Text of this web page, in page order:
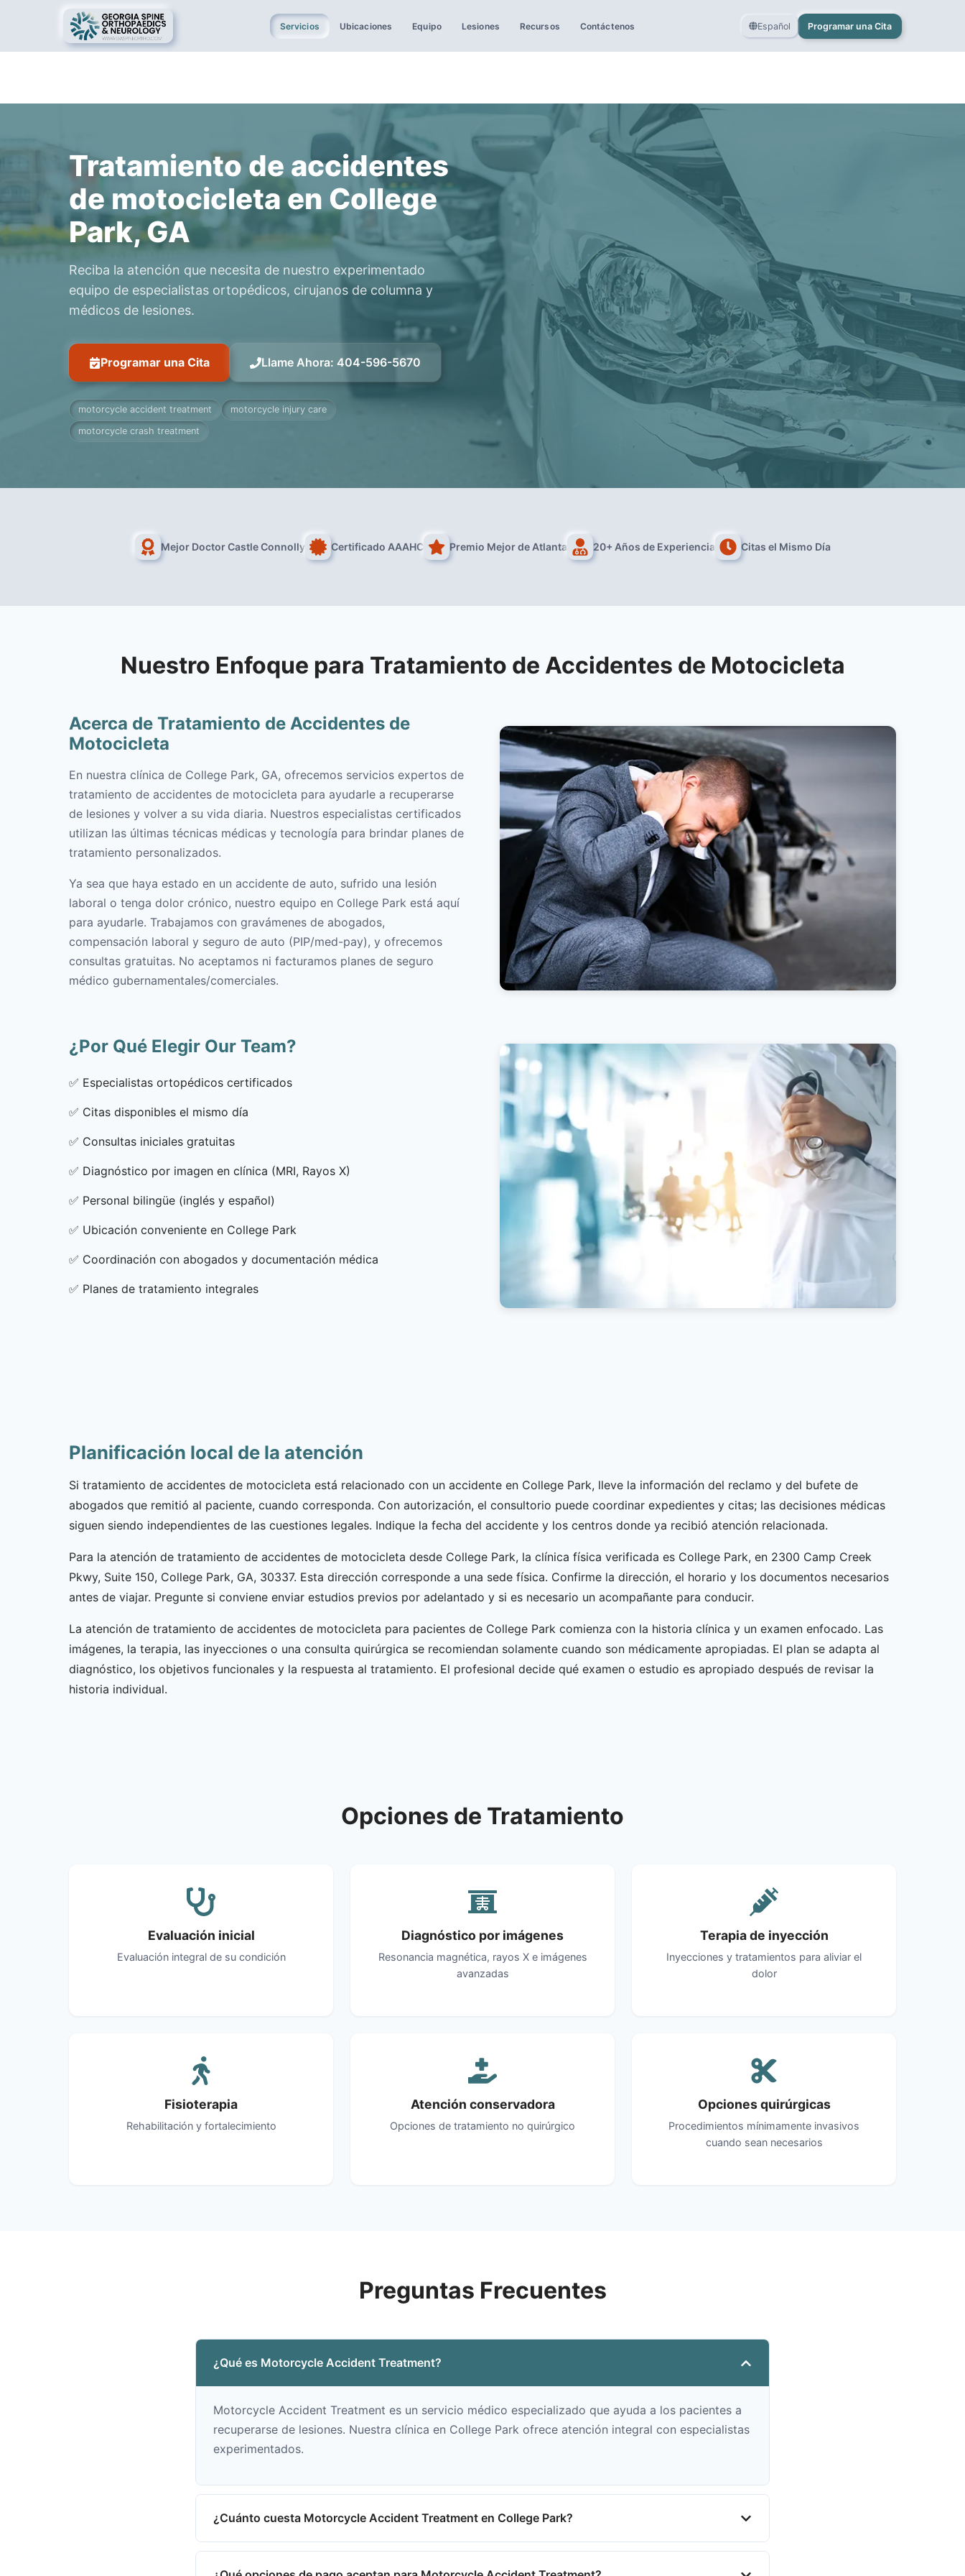
Servicios Ubicaciones Equipo Lesiones Recursos Contáctenos Español Programar una Cita
Tratamiento de accidentes
de motocicleta en College
Park, GA
Reciba la atención que necesita de nuestro experimentado
equipo de especialistas ortopédicos, cirujanos de columna y
médicos de lesiones.
Programar una Cita Llame Ahora: 404-596-5670
motorcycle accident treatment
motorcycle injury care
motorcycle crash treatment
Mejor Doctor Castle Connolly Certificado AAAHC Premio Mejor de Atlanta 20+ Años de Experiencia Citas el Mismo Día
Nuestro Enfoque para Tratamiento de Accidentes de Motocicleta
Acerca de Tratamiento de Accidentes de
Motocicleta
En nuestra clínica de College Park, GA, ofrecemos servicios expertos de
tratamiento de accidentes de motocicleta para ayudarle a recuperarse
de lesiones y volver a su vida diaria. Nuestros especialistas certificados
utilizan las últimas técnicas médicas y tecnología para brindar planes de
tratamiento personalizados.
Ya sea que haya estado en un accidente de auto, sufrido una lesión
laboral o tenga dolor crónico, nuestro equipo en College Park está aquí
para ayudarle. Trabajamos con gravámenes de abogados,
compensación laboral y seguro de auto (PIP/med-pay), y ofrecemos
consultas gratuitas. No aceptamos ni facturamos planes de seguro
médico gubernamentales/comerciales.
¿Por Qué Elegir Our Team?
✅ Especialistas ortopédicos certificados
✅ Citas disponibles el mismo día
✅ Consultas iniciales gratuitas
✅ Diagnóstico por imagen en clínica (MRI, Rayos X)
✅ Personal bilingüe (inglés y español)
✅ Ubicación conveniente en College Park
✅ Coordinación con abogados y documentación médica
✅ Planes de tratamiento integrales
Planificación local de la atención
Si tratamiento de accidentes de motocicleta está relacionado con un accidente en College Park, lleve la información del reclamo y del bufete de
abogados que remitió al paciente, cuando corresponda. Con autorización, el consultorio puede coordinar expedientes y citas; las decisiones médicas
siguen siendo independientes de las cuestiones legales. Indique la fecha del accidente y los centros donde ya recibió atención relacionada.
Para la atención de tratamiento de accidentes de motocicleta desde College Park, la clínica física verificada es College Park, en 2300 Camp Creek
Pkwy, Suite 150, College Park, GA, 30337. Esta dirección corresponde a una sede física. Confirme la dirección, el horario y los documentos necesarios
antes de viajar. Pregunte si conviene enviar estudios previos por adelantado y si es necesario un acompañante para conducir.
La atención de tratamiento de accidentes de motocicleta para pacientes de College Park comienza con la historia clínica y un examen enfocado. Las
imágenes, la terapia, las inyecciones o una consulta quirúrgica se recomiendan solamente cuando son médicamente apropiadas. El plan se adapta al
diagnóstico, los objetivos funcionales y la respuesta al tratamiento. El profesional decide qué examen o estudio es apropiado después de revisar la
historia individual.
Opciones de Tratamiento
Evaluación inicial
Evaluación integral de su condición
Diagnóstico por imágenes
Resonancia magnética, rayos X e imágenes
avanzadas
Terapia de inyección
Inyecciones y tratamientos para aliviar el
dolor
Fisioterapia
Rehabilitación y fortalecimiento
Atención conservadora
Opciones de tratamiento no quirúrgico
Opciones quirúrgicas
Procedimientos mínimamente invasivos
cuando sean necesarios
Preguntas Frecuentes
¿Qué es Motorcycle Accident Treatment?
Motorcycle Accident Treatment es un servicio médico especializado que ayuda a los pacientes a
recuperarse de lesiones. Nuestra clínica en College Park ofrece atención integral con especialistas
experimentados.
¿Cuánto cuesta Motorcycle Accident Treatment en College Park?